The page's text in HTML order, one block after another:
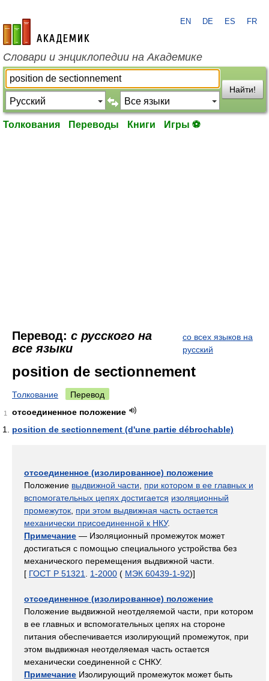
academic.ru
EN DE ES FR
Словари и энциклопедии на Академике
Найти!
Толкования Переводы Книги Игры ⚽
Перевод: с русского на
все языки
со всех языков на
русский
position de sectionnement
Толкование Перевод
1
отсоединенное положение
position de sectionnement (d'une partie débrochable)
отсоединенное (изолированное) положение
Положение выдвижной части
при котором в ее главных и
вспомогательных цепях достигается изоляционный
промежуток при этом выдвижная часть остается
механически присоединенной к НКУ.
Примечание — Изоляционный промежуток может
достигаться с помощью специального устройства без
механического перемещения выдвижной части.
[ ГОСТ Р 51321 1-2000 ( МЭК 60439-1-92)]
отсоединенное (изолированное) положение
Положение выдвижной неотделяемой части, при котором
в ее главных и вспомогательных цепях на стороне
питания обеспечивается изолирующий промежуток, при
этом выдвижная неотделяемая часть остается
механически соединенной с СНКУ.
Примечание Изолирующий промежуток может быть